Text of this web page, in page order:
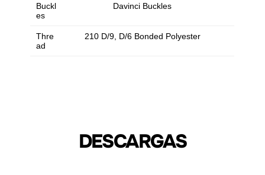
Buckl
es
Davinci Buckles
Thre
ad
210 D/9, D/6 Bonded Polyester
DESCARGAS